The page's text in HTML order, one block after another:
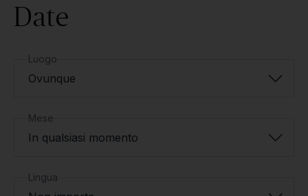
Date
Luogo
Ovunque
Mese
In qualsiasi momento
Lingua